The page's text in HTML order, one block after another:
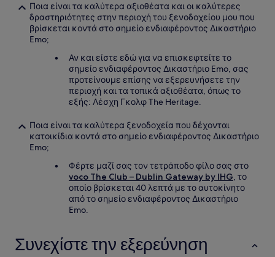
Ποια είναι τα καλύτερα αξιοθέατα και οι καλύτερες
δραστηριότητες στην περιοχή του ξενοδοχείου μου που
βρίσκεται κοντά στο σημείο ενδιαφέροντος Δικαστήριο
Emo;
Αν και είστε εδώ για να επισκεφτείτε το
σημείο ενδιαφέροντος Δικαστήριο Emo, σας
προτείνουμε επίσης να εξερευνήσετε την
περιοχή και τα τοπικά αξιοθέατα, όπως το
εξής: Λέσχη Γκολφ The Heritage.
Ποια είναι τα καλύτερα ξενοδοχεία που δέχονται
κατοικίδια κοντά στο σημείο ενδιαφέροντος Δικαστήριο
Emo;
Φέρτε μαζί σας τον τετράποδο φίλο σας στο
voco The Club – Dublin Gateway by IHG, το
οποίο βρίσκεται 40 λεπτά με το αυτοκίνητο
από το σημείο ενδιαφέροντος Δικαστήριο
Emo.
Συνεχίστε την εξερεύνηση